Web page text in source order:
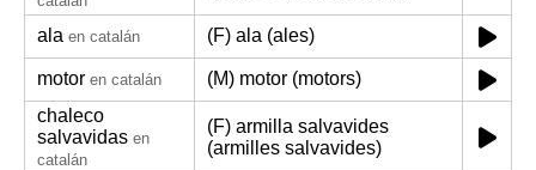
ala en catalán (F) ala (ales)
motor en catalán
(M) motor (motors)
chaleco
salvavidas en
catalán
(F) armilla salvavides
(armilles salvavides)